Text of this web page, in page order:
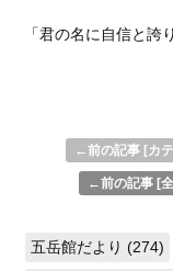
「君の名に自信と
←前の記事 [カ
←前の記事 [
五岳館だより (274)